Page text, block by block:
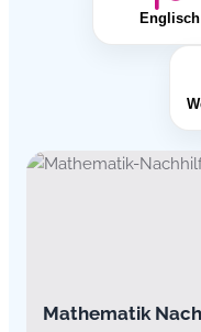
Englisch
Mathematik